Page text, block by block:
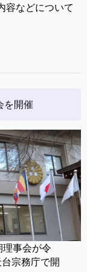
容などについて
を開催
理事会が令
宗務庁で開